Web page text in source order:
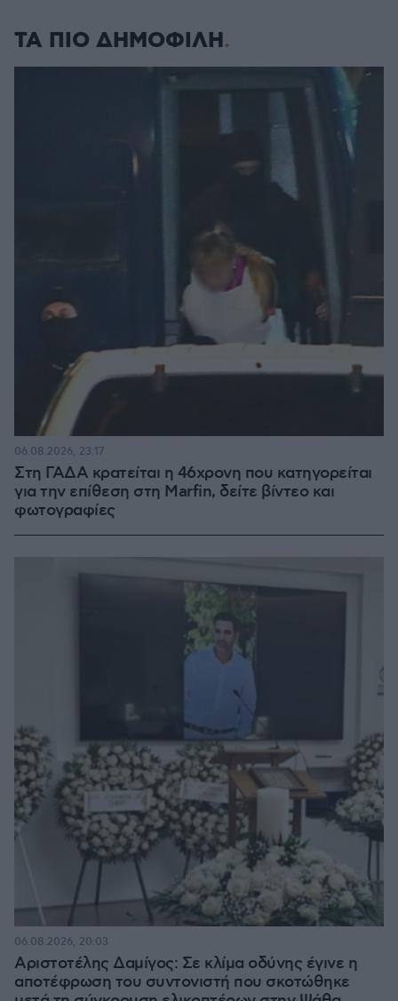
ΤΑ ΠΙΟ ΔΗΜΟΦΙΛΗ
Στη ΓΑΔΑ κρατείται η 46χρονη που κατηγορείται
για την επίθεση στη Marfin, δείτε βίντεο και
φωτογραφίες
06.08.2026, 23:17
Αριστοτέλης Δαμίγος: Σε κλίμα οδύνης έγινε η
αποτέφρωση του συντονιστή που σκοτώθηκε
06.08.2026, 20:03